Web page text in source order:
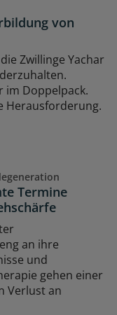
von
Zwillinge Yachar
im Doppelpack.
Herausforderung.
Termine
an ihre
und
gehen einer
Verlust an